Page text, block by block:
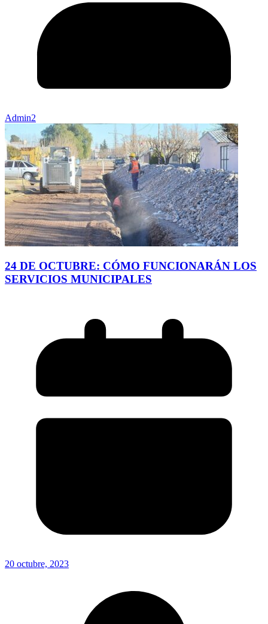
Admin2
24 DE OCTUBRE: CÓMO FUNCIONARÁN LOS
SERVICIOS MUNICIPALES
20 octubre, 2023